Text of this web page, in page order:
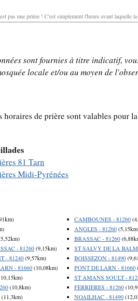
pas une prière ! C'est simplement l'heure avant laquelle
sont fournies à titre indicatif,
locale et/ou au moyen de
horaires de prière sont valables pour
81 Tarn
Midi-Pyrénées
- 81260(9,15km)
- 81240(9,57km)
- 81660(10,08km)
(10,8km)
(11,3km)
CAMBOUNES - 81260
ANGLES - 81260
BRASSAC - 81260
ST SALVY DE LA
BOISSEZON - 81490
PONT DE LARN - 81660
ST AMANS SOULT -
FERRIERES - 81260
NOAILHAC - 81490